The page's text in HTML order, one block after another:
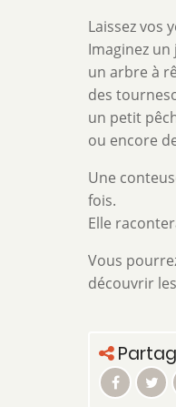
Laissez vos
Imaginez
un arbre à
des
un petit
ou encore
Une
fois.
Elle
Vous
découvrir